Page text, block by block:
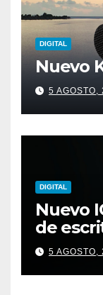
DIGITAL
Nuevo
5 AGOSTO,
DIGITAL
Nuevo
de
5 AGOSTO,